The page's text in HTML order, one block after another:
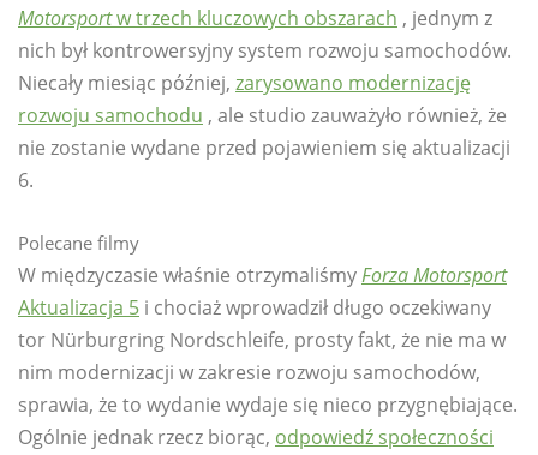
Motorsportw trzech kluczowych obszarach , jednym z
nich był kontrowersyjny system rozwoju samochodów.
Niecały miesiąc później, zarysowano modernizację
rozwoju samochodu , ale studio zauważyło również, że
nie zostanie wydane przed pojawieniem się aktualizacji
6.
Polecane filmy
W międzyczasie właśnie otrzymaliśmyForza Motorsport
Aktualizacja 5 i chociaż wprowadził długo oczekiwany
tor Nürburgring Nordschleife, prosty fakt, że nie ma w
nim modernizacji w zakresie rozwoju samochodów,
sprawia, że ​​to wydanie wydaje się nieco przygnębiające.
Ogólnie jednak rzecz biorąc, odpowiedź społeczności